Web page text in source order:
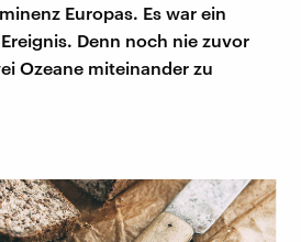
Europas. Es war ein
Denn noch nie zuvor
Ozeane miteinander zu